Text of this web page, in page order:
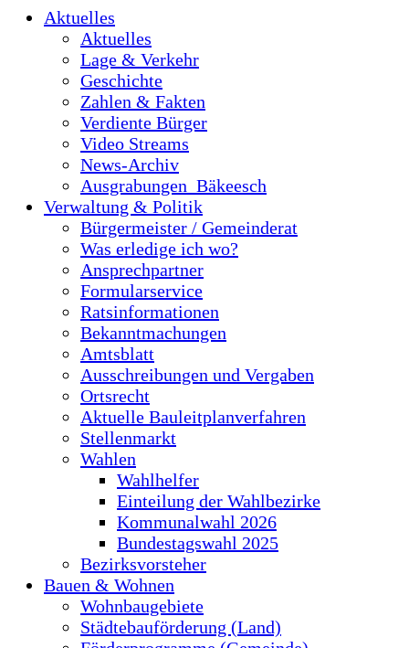
Aktuelles
Aktuelles
Lage & Verkehr
Geschichte
Zahlen & Fakten
Verdiente Bürger
Video Streams
News-Archiv
Ausgrabungen_Bäkeesch
Verwaltung & Politik
Bürgermeister / Gemeinderat
Was erledige ich wo?
Ansprechpartner
Formularservice
Ratsinformationen
Bekanntmachungen
Amtsblatt
Ausschreibungen und Vergaben
Ortsrecht
Aktuelle Bauleitplanverfahren
Stellenmarkt
Wahlen
Wahlhelfer
Einteilung der Wahlbezirke
Kommunalwahl 2026
Bundestagswahl 2025
Bezirksvorsteher
Bauen & Wohnen
Wohnbaugebiete
Städtebauförderung (Land)